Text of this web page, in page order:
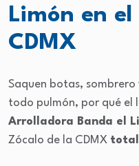
Limón en
CDMX
Saquen botas,
todo pulmón, por qué el
Arrolladora Banda el
Zócalo de la CDMX